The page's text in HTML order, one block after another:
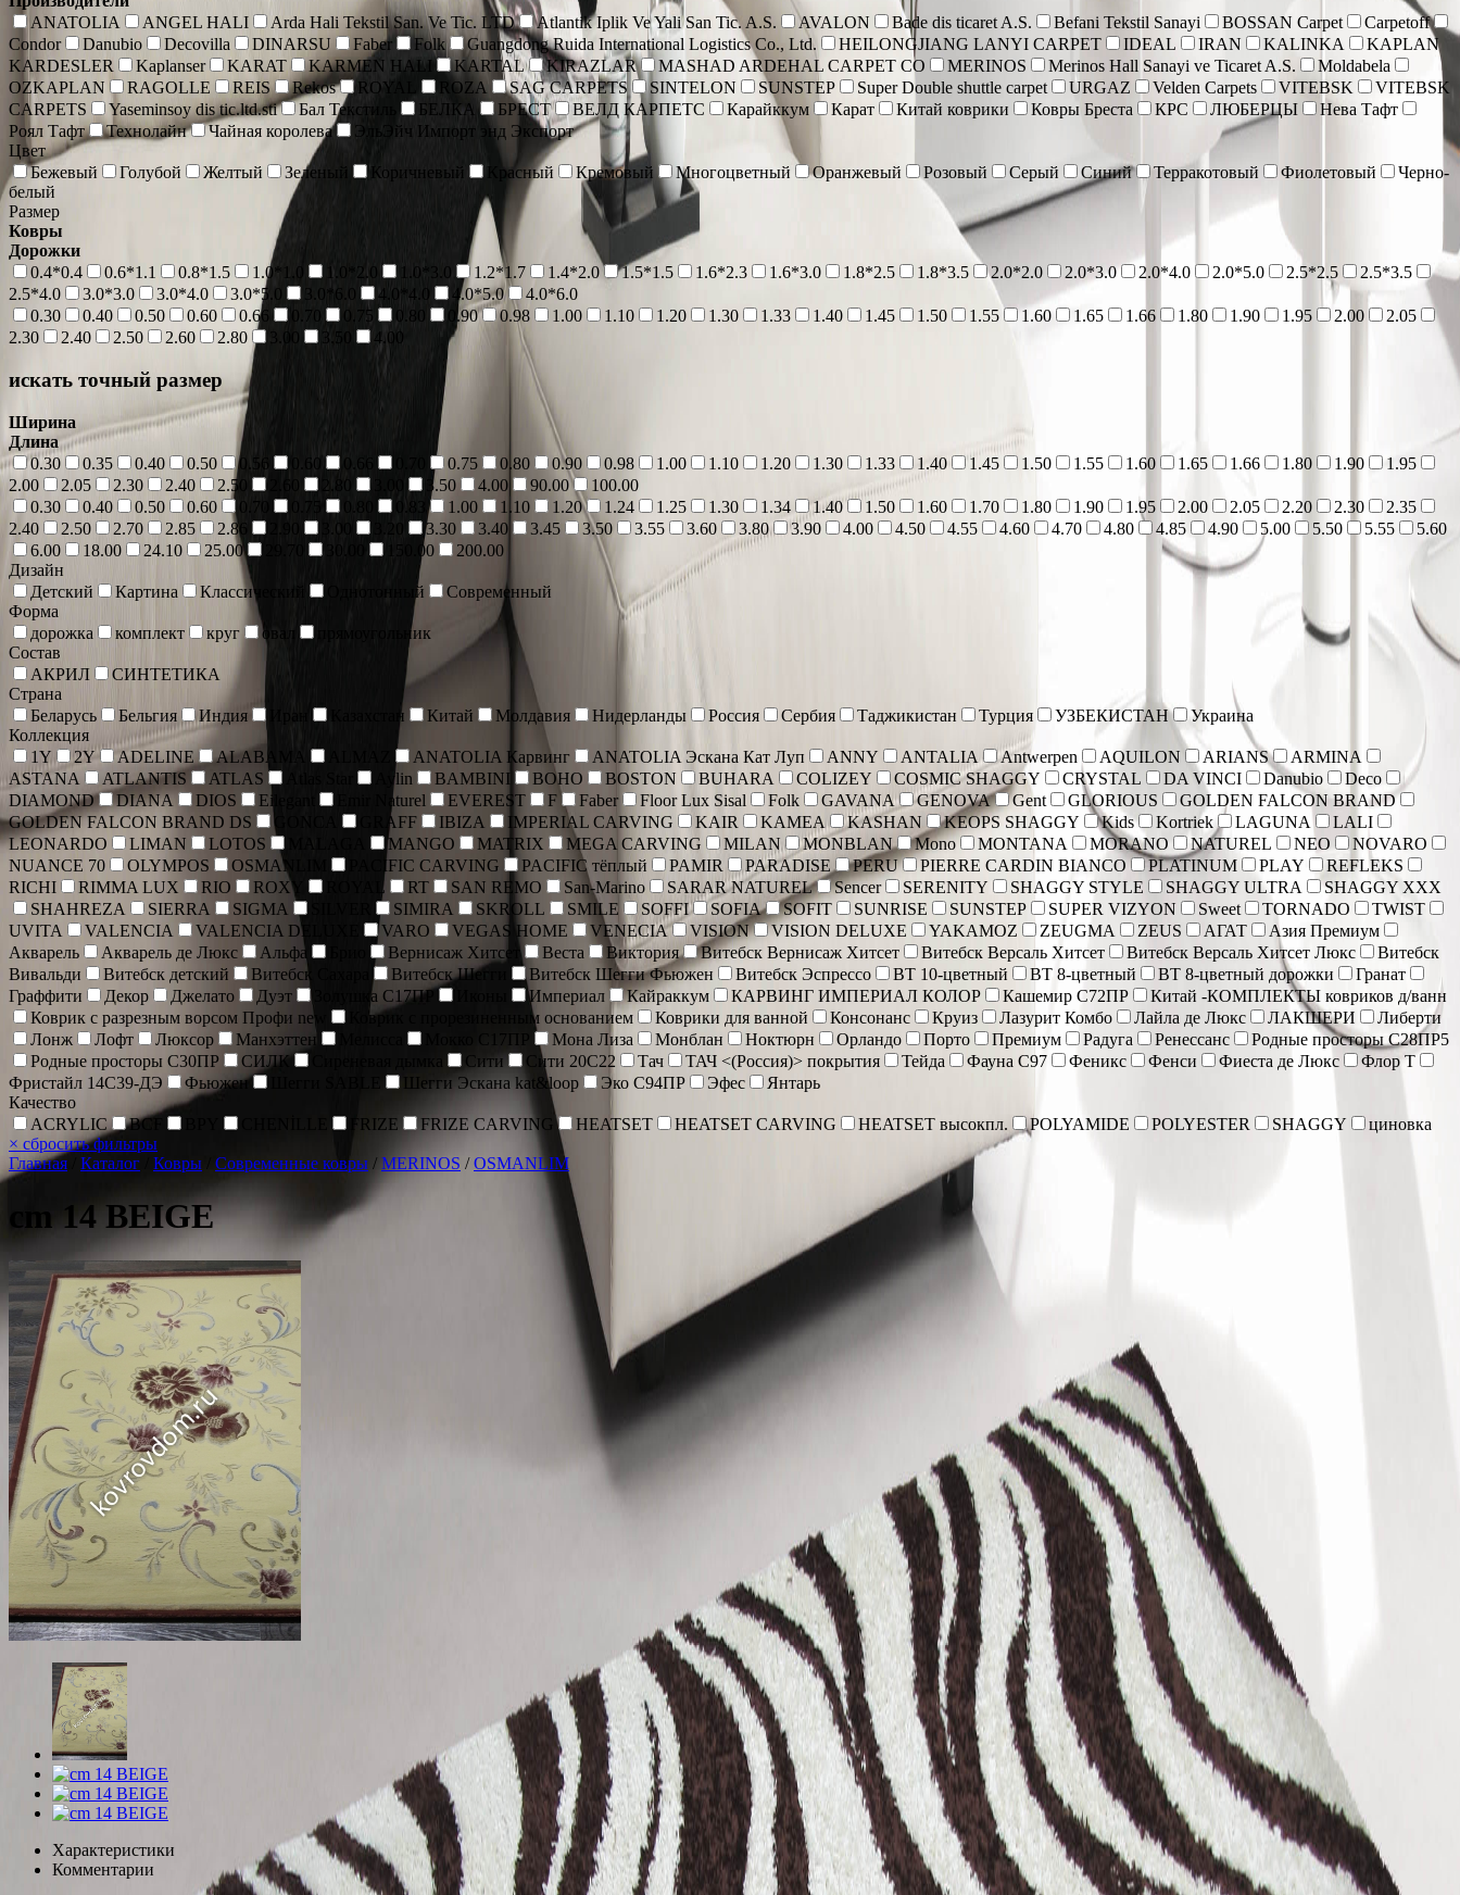
ANATOLIA
ANGEL HALI Arda Hali Tekstil San. Ve Tic. LTD Atlantik Iplik Ve Yali San Tic. A.S. AVALON Bade dis ticaret A.S. Befani Tekstil Sanayi BOSSAN Carpet
Carpetoff
Condor
Danubio Decovilla DINARSU Faber Folk Guangdong Ruida International Logistics Co., Ltd. HEILONGJIANG LANYI CARPET IDEAL IRAN KALINKA
KAPLAN
KARDESLER
Kaplanser KARAT KARMEN HALI KARTAL KIRAZLAR MASHAD ARDEHAL CARPET CO MERINOS Merinos Hall Sanayi ve Ticaret A.S.
Moldabela
OZKAPLAN
RAGOLLE REIS Rekos ROYAL ROZA SAG CARPETS SINTELON SUNSTEP Super Double shuttle carpet URGAZ Velden Carpets VITEBSK
VITEBSK
CARPETS
Yaseminsoy dis tic.ltd.sti Бал Текстиль БЕЛКА БРЕСТ ВЕЛД КАРПЕТС Карайккум Карат Китай коврики Ковры Бреста КРС ЛЮБЕРЦЫ
Нева Тафт
Роял Тафт
Технолайн Чайная королева
ЭльЭйч Импорт энд Экспорт
Цвет
Бежевый
Голубой Желтый Зеленый Коричневый Красный Кремовый Многоцветный Оранжевый Розовый Серый Синий Терракотовый Фиолетовый
Черно-
белый
Размер
Ковры
Дорожки
0.4*0.4
0.6*1.1 0.8*1.5 1.0*1.0 1.0*2.0 1.0*3.0 1.2*1.7 1.4*2.0 1.5*1.5 1.6*2.3 1.6*3.0 1.8*2.5 1.8*3.5 2.0*2.0 2.0*3.0 2.0*4.0 2.0*5.0 2.5*2.5
2.5*3.5
2.5*4.0
3.0*3.0 3.0*4.0 3.0*5.0 3.0*6.0 4.0*4.0 4.0*5.0
4.0*6.0
0.30
0.40 0.50 0.60 0.66 0.70 0.75 0.80 0.90 0.98 1.00 1.10 1.20 1.30 1.33 1.40 1.45 1.50 1.55 1.60 1.65 1.66 1.80 1.90 1.95 2.00
2.05
2.30
2.40 2.50 2.60 2.80 3.00 3.50 4.00
искать точный размер
Ширина
Длина
0.30
0.35 0.40 0.50 0.56 0.60 0.75 0.80 0.90 0.98 1.00 1.10 1.20 1.30 1.33 1.40 1.45 1.50 1.55 1.60 1.65 1.66 1.80 1.90
1.95
2.00
2.05 2.30 2.40 2.50 2.60 2.80 3.50 4.00 90.00
100.00
0.30
0.40 0.50 0.60 0.70 1.00 1.10 1.20 1.24 1.25 1.30 1.34 1.40 1.50 1.60 1.70 1.80 1.90 1.95 2.00 2.05 2.20 2.30
2.35
2.40
2.50 2.70 2.85 2.86 3.00 3.20 3.30 3.40 3.45 3.50 3.55 3.60 3.80 3.90 4.00 4.50 4.55 4.60 4.70 4.80 4.85 4.90 5.00 5.50 5.55
5.60
6.00
18.00 24.10 25.00 30.00 150.00
200.00
Дизайн
Детский
Картина Классический Однотонный
Современный
Форма
дорожка
комплект круг овал
прямоугольник
Состав
АКРИЛ
СИНТЕТИКА
Страна
Беларусь
Бельгия Индия Казахстан Китай Молдавия Нидерланды Россия Сербия Таджикистан Турция УЗБЕКИСТАН
Украина
Коллекция
1Y
2Y ADELINE ALABAMA ANATOLIA Карвинг ANATOLIA Эскана Кат Луп ANNY ANTALIA Antwerpen AQUILON ARIANS
ARMINA
ASTANA
ATLANTIS ATLAS Aylin BAMBINI BOHO BOSTON BUHARA COLIZEY COSMIC SHAGGY CRYSTAL DA VINCI Danubio
Deco
DIAMOND
DIANA DIOS Eilegant Emir Naturel EVEREST F Faber Floor Lux Sisal Folk GAVANA GENOVA Gent GLORIOUS
GOLDEN FALCON BRAND
GOLDEN FALCON BRAND DS
GONCA GRAFF IBIZA IMPERIAL CARVING KAIR KAMEA KASHAN KEOPS SHAGGY Kids Kortriek LAGUNA
LALI
LEONARDO
LIMAN LOTOS MANGO MATRIX MEGA CARVING MILAN MONBLAN Mono MONTANA MORANO NATUREL NEO
NOVARO
NUANCE 70
OLYMPOS OSMANLIM PACIFIC CARVING PACIFIC тёплый PAMIR PARADISE PERU PIERRE CARDIN BIANCO PLATINUM PLAY
REFLEKS
RICHI
RIMMA LUX RIO ROXY ROYAL RT SAN REMO San-Marino SARAR NATUREL Sencer SERENITY SHAGGY STYLE SHAGGY ULTRA
SHAGGY XXX
SHAHREZA
SIERRA SIGMA SIMIRA SKROLL SMILE SOFFI SOFIA SOFIT SUNRISE SUNSTEP SUPER VIZYON Sweet TORNADO
TWIST
UVITA
VALENCIA VALENCIA DELUXE VARO VEGAS HOME VENECIA VISION VISION DELUXE YAKAMOZ ZEUGMA ZEUS АГАТ
Азия Премиум
Акварель
Акварель де Люкс Альфа Вернисаж Хитсет Веста Виктория Витебск Вернисаж Хитсет Витебск Версаль Хитсет Витебск Версаль Хитсет Люкс
Витебск
Вивальди
Витебск детский Витебск Сахара Витебск Шегги Витебск Шегги Фьюжен Витебск Эспрессо ВТ 10-цветный ВТ 8-цветный ВТ 8-цветный дорожки
Гранат
Граффити
Декор Джелато Дуэт Золушка С17ПР Империал Кайраккум КАРВИНГ ИМПЕРИАЛ КОЛОР Кашемир С72ПР
Китай -КОМПЛЕКТЫ ковриков д/ванн
Коврик c разрезным ворсом Профи new
Коврик с прорезиненным основанием Коврики для ванной Консонанс Круиз Лазурит Комбо Лайла де Люкс ЛАКШЕРИ
Либерти
Лонж
Лофт Люксор Манхэттен Мокко С17ПР Мона Лиза Монблан Ноктюрн Орландо Порто Премиум Радуга Ренессанс
Родные просторы С28ПР5
Родные просторы С30ПР
СИЛК Сити Сити 20С22 Тач ТАЧ <(Россия)> покрытия Тейда Фауна С97 Феникс Фенси Фиеста де Люкс
Флор Т
Фристайл 14С39-ДЭ
Фьюжен Шегги Эскана kat&loop Эко С94ПР Эфес
Янтарь
Качество
ACRYLIC
BCF FRIZE FRIZE CARVING HEATSET HEATSET CARVING HEATSET высокпл. POLYAMIDE POLYESTER SHAGGY
циновка
× сбросить фильтры
Главная
Каталог Ковры Современные ковры / MERINOS /OSMANLIM
cm 14 BEIGE
Характеристики
Комментарии